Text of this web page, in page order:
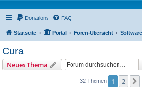
Donations FAQ
Startseite Portal Foren-Übersicht Software
Cura
Neues Thema
32 Themen 1 2